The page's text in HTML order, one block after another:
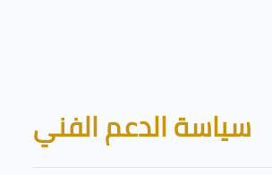
Blocks
سياسة الدعم الفني